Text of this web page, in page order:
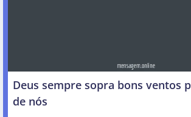
Deus sempre sopra bons ventos
de nós